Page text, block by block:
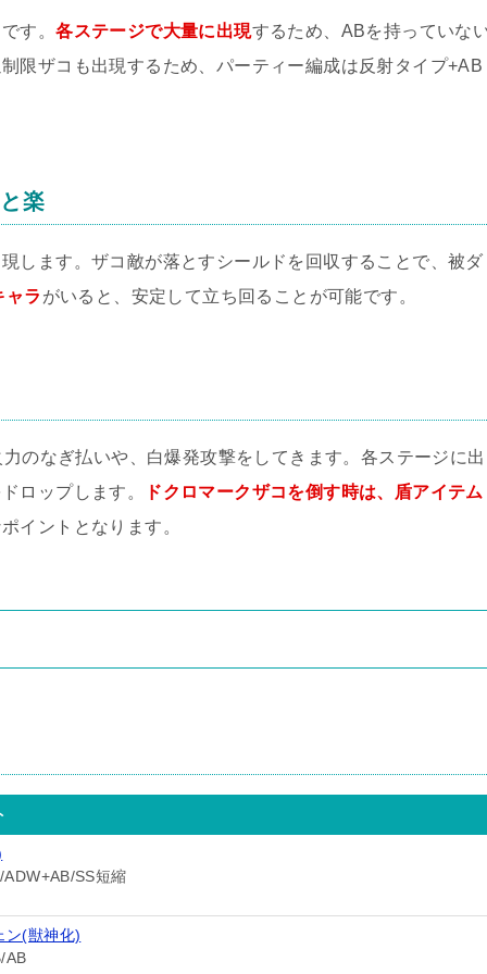
す。各ステージで大量に出現するため、ABを持っていな
限ザコも出現するため、パーティー編成は反射タイプ+AB
楽
します。ザコ敵が落とすシールドを回収することで、被ダ
ャラ がいると、安定して立ち回ることが可能です。
のなぎ払いや、白爆発攻撃をしてきます。各ステージに出
ロップします。
ドクロマークザコを倒す時は、盾アイテム
イントとなります。
SS短縮
ン(獣神化)
AB